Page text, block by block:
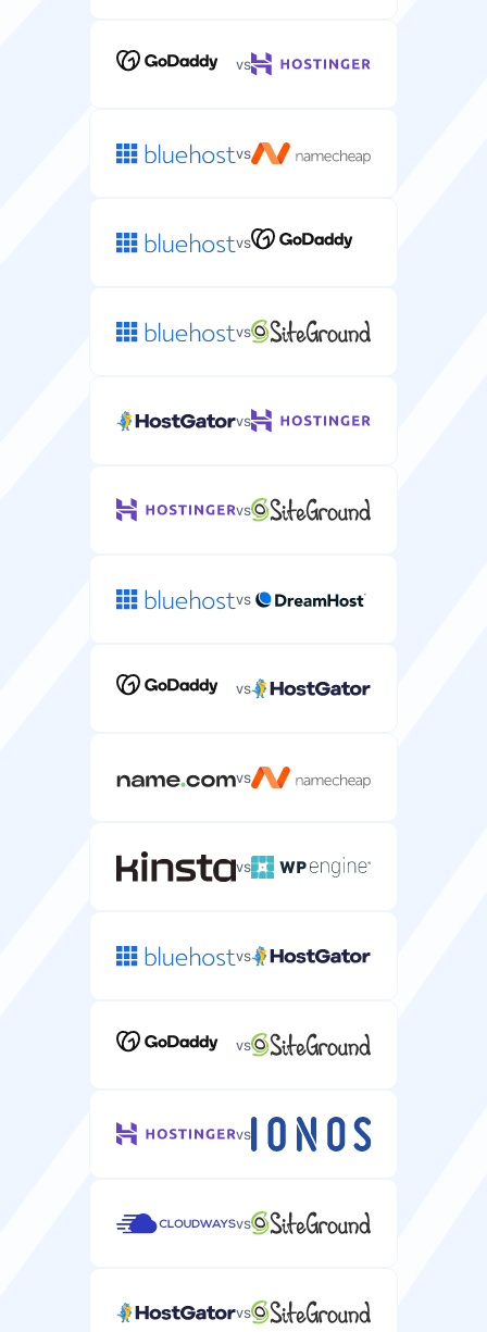
vs
vs
vs
vs
vs
vs
vs
vs
vs
vs
vs
vs
vs
vs
vs